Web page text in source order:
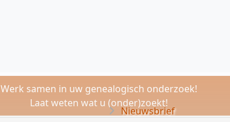
Werk samen in uw genealogisch onderzoek!
Laat weten wat u (onder)zoekt!
Nieuwsbrief